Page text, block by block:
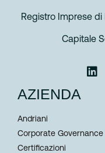
Registro Imprese di
Capitale
AZIENDA
Andriani
Corporate Governance
Certificazioni